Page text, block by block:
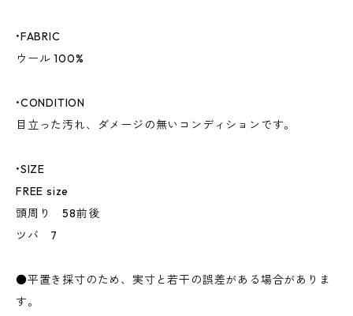
•FABRIC
ウール 100%
•CONDITION
目立った汚れ、ダメージの無いコンディションです。
•SIZE
FREE size
頭周り 58前後
ツバ 7
●平置き採寸のため、実寸と若干の誤差がある場合がありま
す。